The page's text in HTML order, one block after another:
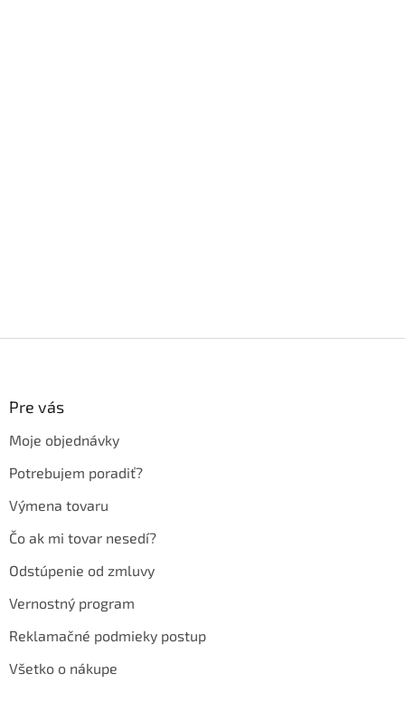
Pre vás
Moje objednávky
Potrebujem poradiť?
Výmena tovaru
Čo ak mi tovar nesedí?
Odstúpenie od zmluvy
Vernostný program
Reklamačné podmieky postup
Všetko o nákupe